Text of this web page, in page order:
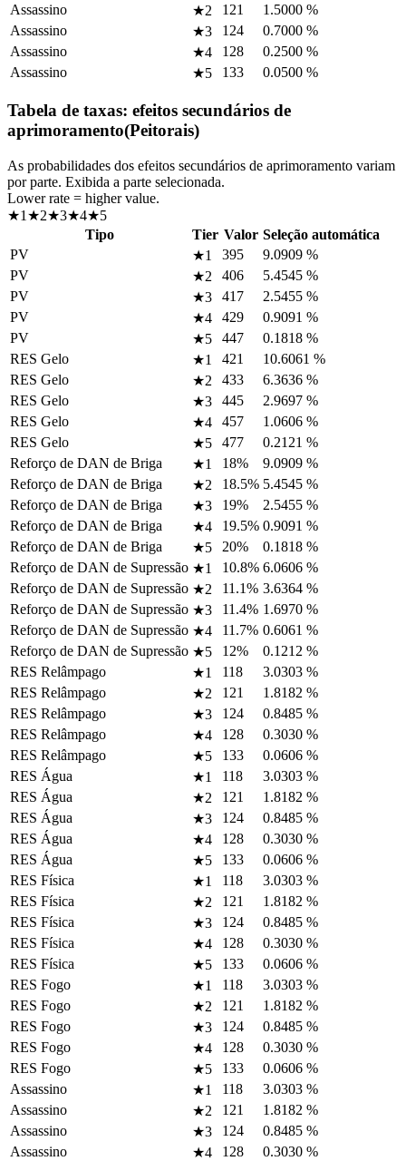
Assassino
★2 121 1.5000 %
Assassino
★3 124 0.7000 %
Assassino
★4 128 0.2500 %
Assassino
★5 133 0.0500 %
Tabela de taxas: efeitos secundários de
aprimoramento(Peitorais)
As probabilidades dos efeitos secundários de aprimoramento variam
por parte. Exibida a parte selecionada.
Lower rate = higher value.
★1 ★2★3★4★5
Tipo
Tier Valor Seleção automática
PV
★1 395 9.0909 %
PV
★2 406 5.4545 %
PV
★3 417 2.5455 %
PV
★4 429 0.9091 %
PV
★5 447 0.1818 %
RES Gelo
★1 421 10.6061 %
RES Gelo
★2 433 6.3636 %
RES Gelo
★3 445 2.9697 %
RES Gelo
★4 457 1.0606 %
RES Gelo
★5 477 0.2121 %
Reforço de DAN de Briga
★1 18% 9.0909 %
Reforço de DAN de Briga
★2 18.5% 5.4545 %
Reforço de DAN de Briga
★3 19% 2.5455 %
Reforço de DAN de Briga
★4 19.5% 0.9091 %
Reforço de DAN de Briga
★5 20% 0.1818 %
Reforço de DAN de Supressão ★1 10.8% 6.0606 %
Reforço de DAN de Supressão ★2 11.1% 3.6364 %
Reforço de DAN de Supressão ★3 11.4% 1.6970 %
Reforço de DAN de Supressão ★4 11.7% 0.6061 %
Reforço de DAN de Supressão ★5 12% 0.1212 %
RES Relâmpago
★1 118 3.0303 %
RES Relâmpago
★2 121 1.8182 %
RES Relâmpago
★3 124 0.8485 %
RES Relâmpago
★4 128 0.3030 %
RES Relâmpago
★5 133 0.0606 %
RES Água
★1 118 3.0303 %
RES Água
★2 121 1.8182 %
RES Água
★3 124 0.8485 %
RES Água
★4 128 0.3030 %
RES Água
★5 133 0.0606 %
RES Física
★1 118 3.0303 %
RES Física
★2 121 1.8182 %
RES Física
★3 124 0.8485 %
RES Física
★4 128 0.3030 %
RES Física
★5 133 0.0606 %
RES Fogo
★1 118 3.0303 %
RES Fogo
★2 121 1.8182 %
RES Fogo
★3 124 0.8485 %
RES Fogo
★4 128 0.3030 %
RES Fogo
★5 133 0.0606 %
Assassino
★1 118 3.0303 %
Assassino
★2 121 1.8182 %
Assassino
★3 124 0.8485 %
Assassino
★4 128 0.3030 %